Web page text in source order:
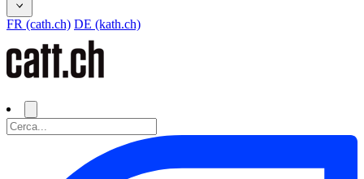
FR (cath.ch) DE (kath.ch)